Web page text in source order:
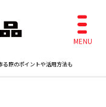
る際のポイントや活用方法も